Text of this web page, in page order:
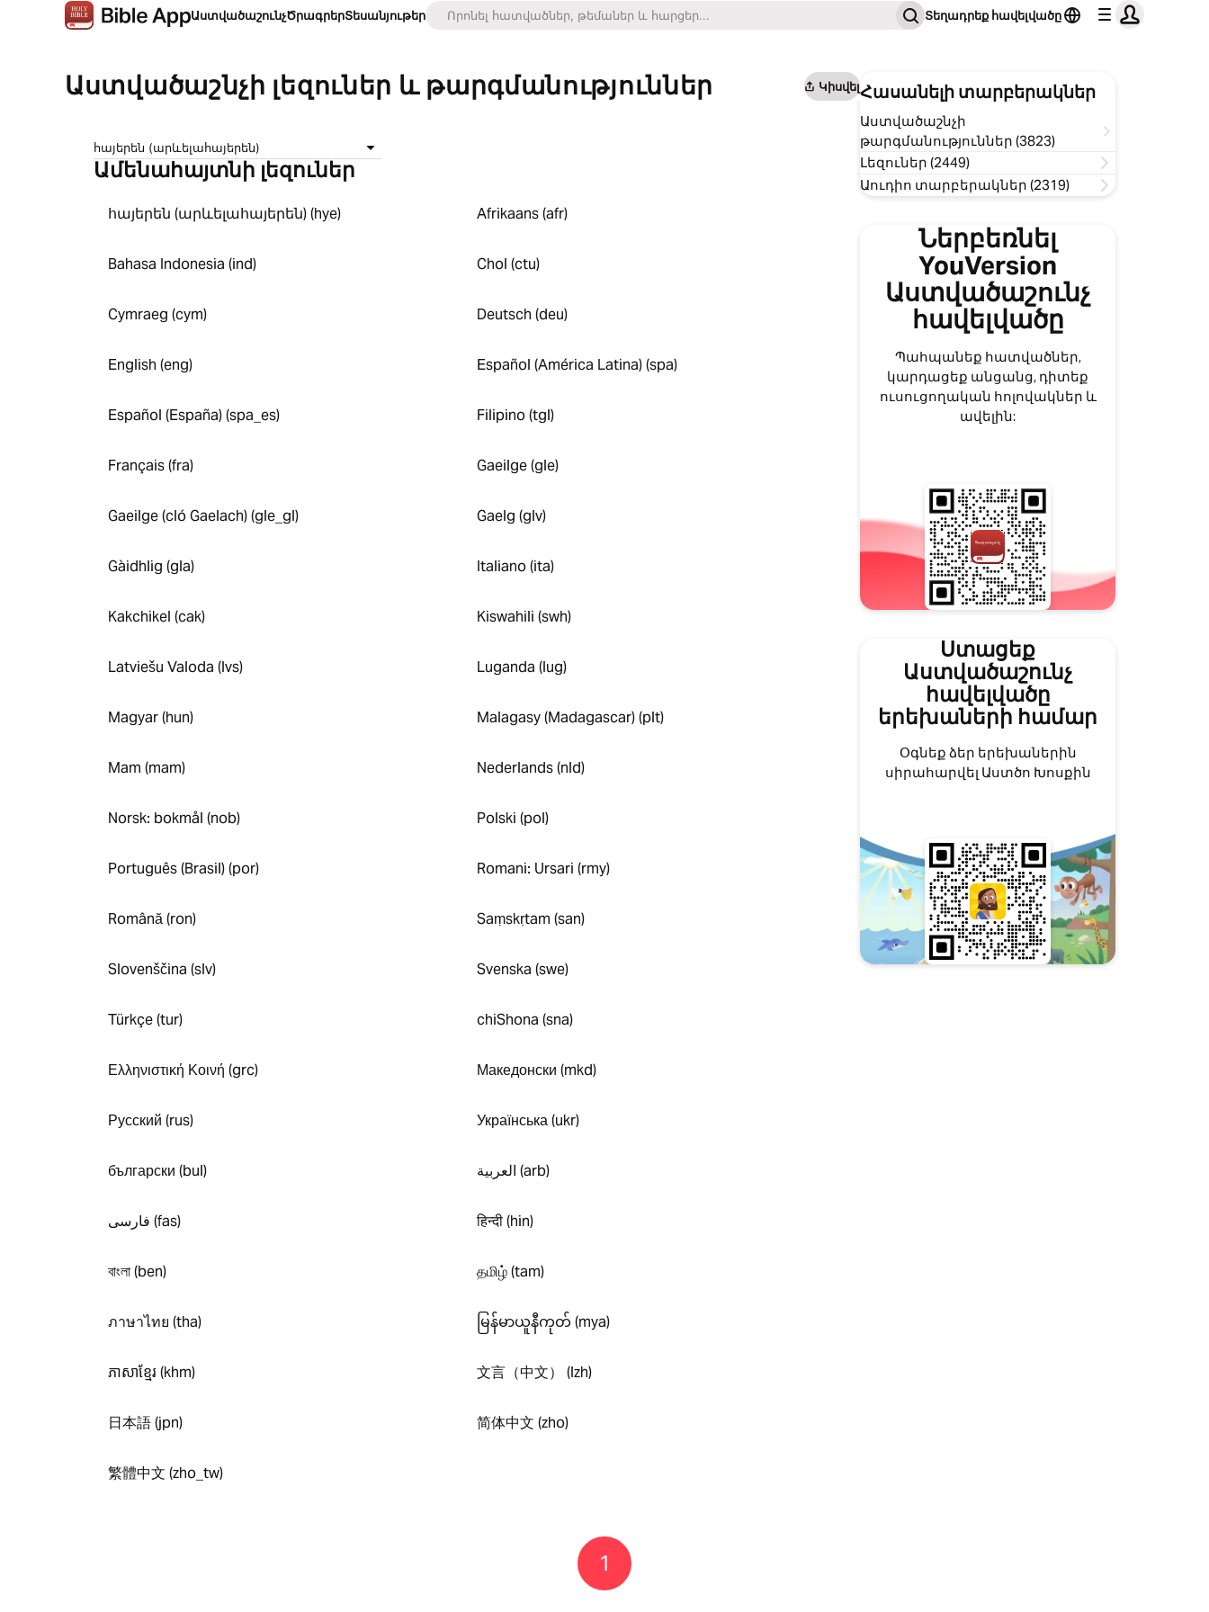
ԱստվածաշունչԾրագրերՏեսանյութեր Տեղադրեք հավելվածը
Աստվածաշնչի լեզուներ և թարգմանություններ Կիսվել
հայերեն (արևելահայերեն)
Ամենահայտնի լեզուներ
հայերեն (արևելահայերեն) (hye) Afrikaans (afr)
Bahasa Indonesia (ind) Chol (ctu)
Cymraeg (cym) Deutsch (deu)
English (eng) Español (América Latina) (spa)
Español (España) (spa_es) Filipino (tgl)
Français (fra) Gaeilge (gle)
Gaeilge (cló Gaelach) (gle_gl) Gaelg (glv)
Gàidhlig (gla) Italiano (ita)
Kakchikel (cak) Kiswahili (swh)
Latviešu Valoda (lvs) Luganda (lug)
Magyar (hun) Malagasy (Madagascar) (plt)
Mam (mam) Nederlands (nld)
Norsk: bokmål (nob) Polski (pol)
Português (Brasil) (por) Romani: Ursari (rmy)
Română (ron) Saṃskṛtam (san)
Slovenščina (slv) Svenska (swe)
Türkçe (tur) chiShona (sna)
Ελληνιστική Κοινή (grc) Македонски (mkd)
Русский (rus) Українська (ukr)
български (bul) العربية (arb)
فارسی (fas) हिन्दी (hin)
বাংলা (ben) தமிழ் (tam)
ภาษาไทย (tha) မြန်မာယူနီကုတ် (mya)
ភាសាខ្មែរ (khm) 文言（中文） (lzh)
日本語 (jpn) 简体中文 (zho)
繁體中文 (zho_tw)
Հասանելի տարբերակներ
Աստվածաշնչի
թարգմանություններ (3823)
Լեզուներ (2449)
Աուդիո տարբերակներ (2319)
Ներբեռնել
YouVersion
Աստվածաշունչ
հավելվածը
Պահպանեք հատվածներ,
կարդացեք անցանց, դիտեք
ուսուցողական հոլովակներ և
ավելին:
Ստացեք
Աստվածաշունչ
հավելվածը
երեխաների համար
Օգնեք ձեր երեխաներին
սիրահարվել Աստծո Խոսքին
1